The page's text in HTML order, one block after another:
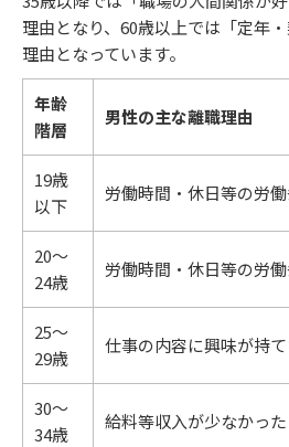
理由となり、60歳以上では「定年
理由となっています。
年齢
階層
男性の主な離職理由
19歳
以下
労働時間・休日等の労
20～
24歳
労働時間・休日等の労
25～
29歳
仕事の内容に興味が持
30～
34歳
給料等収入が少なかった